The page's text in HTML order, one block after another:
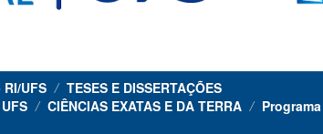
UFS
TESES E DISSERTAÇÕES
CIÊNCIAS EXATAS E DA TERRA